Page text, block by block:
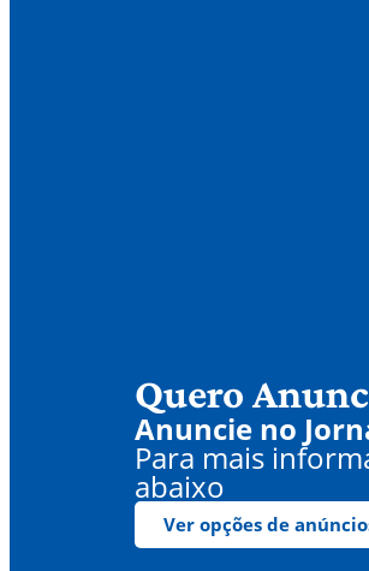
Quero
Anuncie no
Para mais
abaixo
Ver opções de